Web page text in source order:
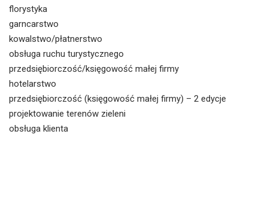
florystyka
garncarstwo
kowalstwo/płatnerstwo
obsługa ruchu turystycznego
przedsiębiorczość/księgowość małej firmy
hotelarstwo
przedsiębiorczość (księgowość małej firmy) – 2 edycje
projektowanie terenów zieleni
obsługa klienta